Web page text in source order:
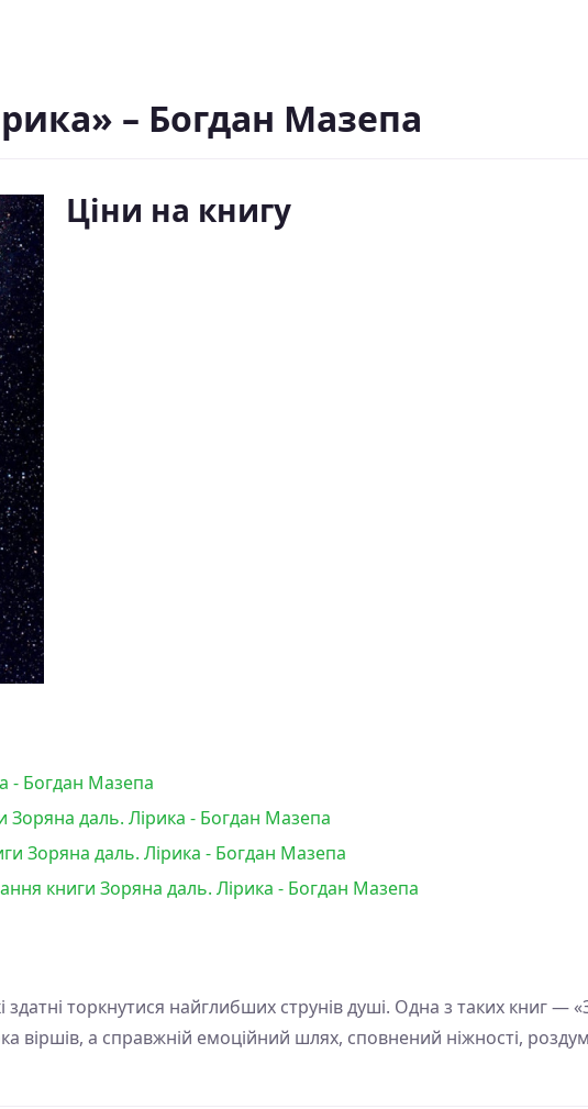
– Богдан Мазепа
Ціни на книгу
- Богдан Мазепа
даль. Лірика - Богдан Мазепа
Зоряна даль. Лірика - Богдан Мазепа
книги Зоряна даль. Лірика - Богдан Мазепа
здатні торкнутися найглибших струнів душі. Одна з таких книг —
віршів, а справжній емоційний шлях, сповнений ніжності,